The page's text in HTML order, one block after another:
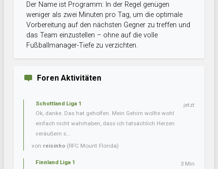
Der Name ist Programm: In der Regel genügen
weniger als zwei Minuten pro Tag, um die optimale
Vorbereitung auf den nächsten Gegner zu treffen und
das Team einzustellen – ohne auf die volle
Fußballmanager-Tiefe zu verzichten.
Foren Aktivitäten
Schottland Liga 1
Ok, danke. Das hat geholfen. Mein Gehirn wollte wohl
einfach nicht wahrhaben, dass ich tatsächlich Herzen
veräußern s...
von reisinho (RFC Mount Florida)
jetzt
Finnland Liga 1
3 Min